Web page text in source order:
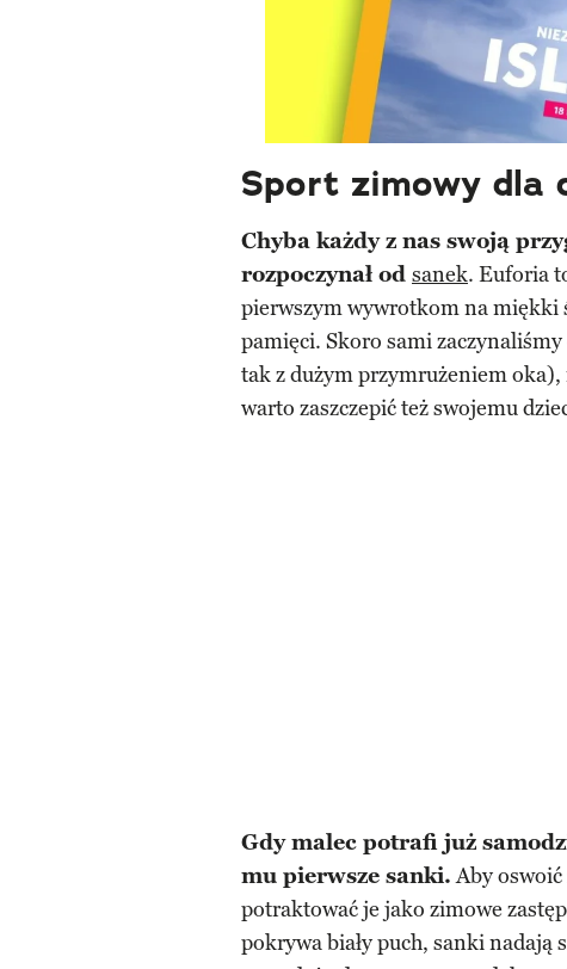
Sport zimowy dla
Chyba każdy z nas swoją
rozpoczynał od sanek. Euforia
pierwszym wywrotkom na miękki
pamięci. Skoro sami
tak z dużym przymrużeniem
warto zaszczepić też swojemu
Gdy malec potrafi już
mu pierwsze sanki.Aby
potraktować je jako zimowe
pokrywa biały puch, sanki nadają